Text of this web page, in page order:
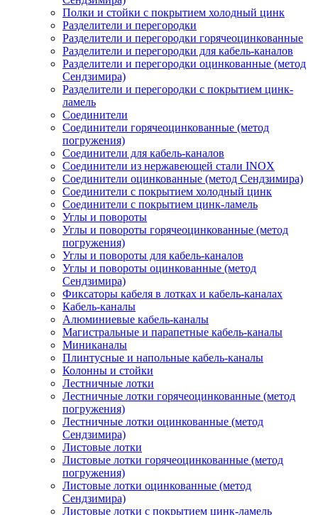
Полки и стойки с покрытием холодный цинк
Разделители и перегородки
Разделители и перегородки горячеоцинкованные
Разделители и перегородки для кабель-каналов
Разделители и перегородки оцинкованные (метод
Сендзимира)
Разделители и перегородки с покрытием цинк-
ламель
Соединители
Соединители горячеоцинкованные (метод
погружения)
Соединители для кабель-каналов
Соединители из нержавеющей стали INOX
Соединители оцинкованные (метод Сендзимира)
Соединители с покрытием холодный цинк
Соединители с покрытием цинк-ламель
Углы и повороты
Углы и повороты горячеоцинкованные (метод
погружения)
Углы и повороты для кабель-каналов
Углы и повороты оцинкованные (метод
Сендзимира)
Фиксаторы кабеля в лотках и кабель-каналах
Кабель-каналы
Алюминиевые кабель-каналы
Магистральные и парапетные кабель-каналы
Миниканалы
Плинтусные и напольные кабель-каналы
Колонны и стойки
Лестничные лотки
Лестничные лотки горячеоцинкованные (метод
погружения)
Лестничные лотки оцинкованные (метод
Сендзимира)
Листовые лотки
Листовые лотки горячеоцинкованные (метод
погружения)
Листовые лотки оцинкованные (метод
Сендзимира)
Листовые лотки с покрытием цинк-ламель